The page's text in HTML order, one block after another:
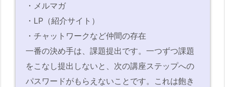
・メルマガ
・LP（紹介サイト）
・チャットワークなど仲間の存在
一番の決め手は、課題提出です。一つずつ課題
をこなし提出しないと、次の講座ステップへの
パスワードがもらえないことです。これは飽き